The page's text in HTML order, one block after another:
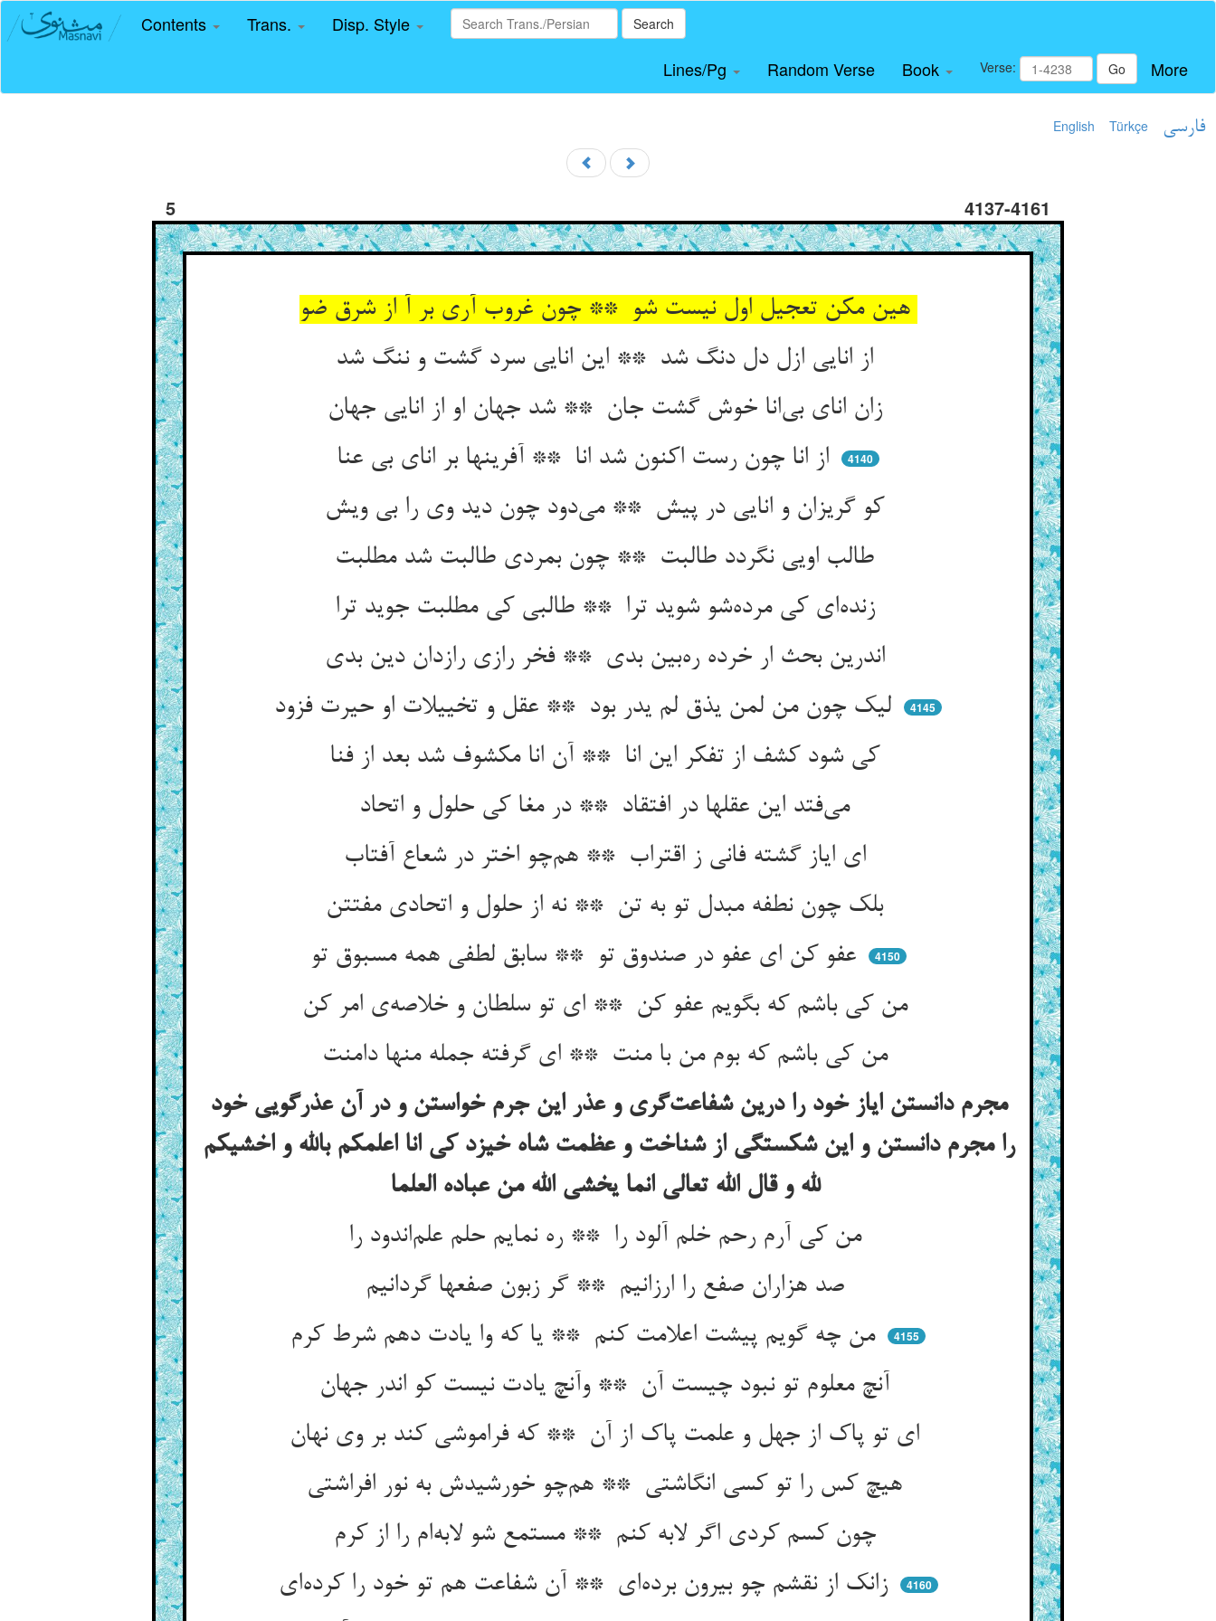
Contents Trans. Disp. Style Search
Lines/Pg Random Verse Book Verse: Go More
English Türkçe فارسی
5 4137-4161
هین مکن تعجیل اول نیست شو ** چون غروب آری بر آ از شرق ضو
زان انای بی‌انا خوش گشت جان ** شد جهان او از انایی جهان
4140
زنده‌ای کی مرده‌شو شوید ترا ** طالبی کی مطلبت جوید ترا
اندرین بحث ار خرده ره‌بین بدی ** فخر رازی رازدان دین بدی
4145
می‌فتد این عقلها در افتقاد ** در مغا کی حلول و اتحاد
ای ایاز گشته فانی ز اقتراب ** هم‌چو اختر در شعاع آفتاب
بلک چون نطفه مبدل تو به تن ** نه از حلول و اتحادی مفتتن
عفو کن ای عفو در صندوق تو ** سابق لطفی همه مسبوق تو
4150
من کی باشم که بگویم عفو کن ** ای تو سلطان و خلاصه‌ی امر کن
من کی باشم که بوم من با منت ** ای گرفته جمله منها دامنت
مجرم دانستن ایاز خود را درین شفاعت‌گری و عذر این جرم خواستن و در آن عذرگویی خود
را مجرم دانستن و این شکستگی از شناخت و عظمت شاه خیزد کی انا اعلمکم بالله و اخشیکم
لله و قال الله تعالی انما یخشی الله من عباده العلما
من کی آرم رحم خلم آلود را ** ره نمایم حلم علم‌اندود را
صد هزاران صفع را ارزانیم ** گر زبون صفعها گردانیم
من چه گویم پیشت اعلامت کنم ** یا که وا یادت دهم شرط کرم
4155
چون کسم کردی اگر لابه کنم ** مستمع شو لابه‌ام را از کرم
زانک از نقشم چو بیرون برده‌ای ** آن شفاعت هم تو خود را کرده‌ای
4160